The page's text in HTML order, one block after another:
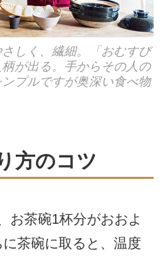
しく、繊細。「おむすび
が出る。手からその人の
プルですが奥深い食べ物
方のコツ
お茶碗1杯分がおおよ
茶碗に取ると、温度